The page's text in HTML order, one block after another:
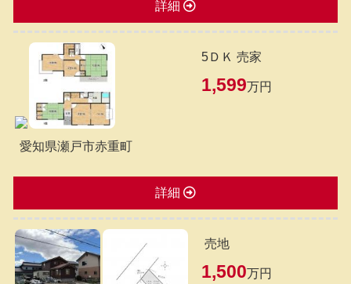
詳細
5ＤＫ 売家
1,599万円
愛知県瀬戸市赤重町
詳細
売地
1,500万円